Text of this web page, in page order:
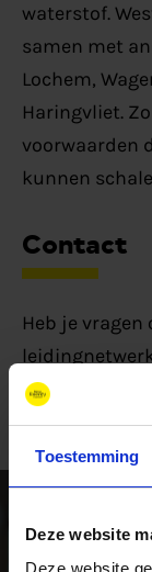
Toestemming
Deze website
Deze website
waterstof.
samen met
Lochem,
Haringvliet.
voorwaarden
kunnen
Contact
Heb je vragen
contact op